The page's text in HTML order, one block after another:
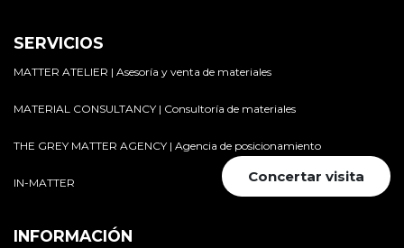
SERVICIOS
MATTER ATELIER | Asesoría y venta de materiales
MATERIAL CONSULTANCY | Consultoría de materiales
THE GREY MATTER AGENCY | Agencia de posicionamiento
IN-MATTER
INFORMACIÓN
Concertar visita